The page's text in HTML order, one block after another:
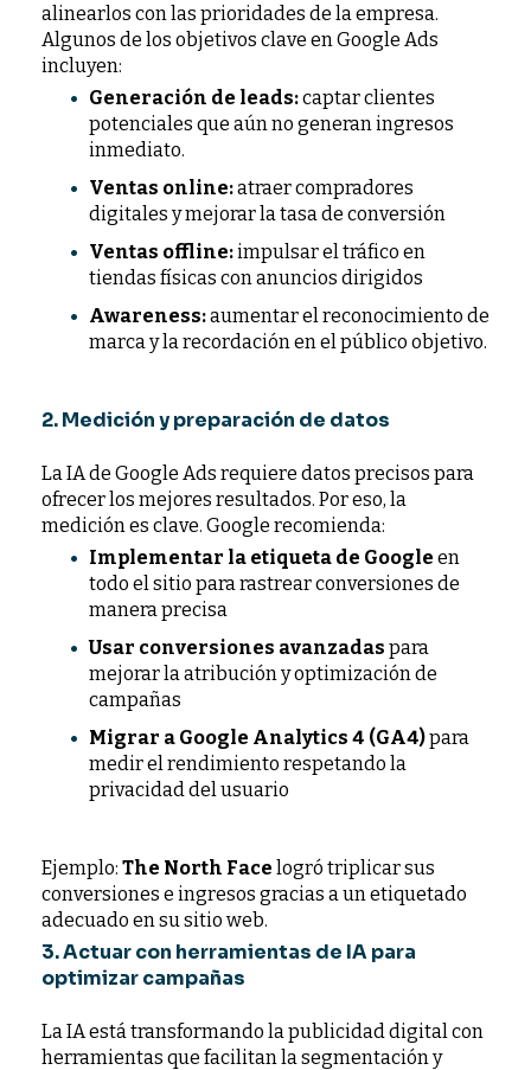
alinearlos con las prioridades de la empresa.
Algunos de los objetivos clave en Google Ads
incluyen:
Generación de leads:captar clientes
potenciales que aún no generan ingresos
inmediato.
Ventas online:atraer compradores
digitales y mejorar la tasa de conversión
Ventas offline:impulsar el tráfico en
tiendas físicas con anuncios dirigidos
Awareness:aumentar el reconocimiento de
marca y la recordación en el público objetivo.
2. Medición y preparación de datos
La IA de Google Ads requiere datos precisos para
ofrecer los mejores resultados. Por eso, la
medición es clave. Google recomienda:
Implementar la etiqueta de Google en
todo el sitio para rastrear conversiones de
manera precisa
Usar conversiones avanzadas para
mejorar la atribución y optimización de
campañas
Migrar a Google Analytics 4 (GA4)para
medir el rendimiento respetando la
privacidad del usuario
Ejemplo: The North Face logró triplicar sus
conversiones e ingresos gracias a un etiquetado
adecuado en su sitio web.
3. Actuar con herramientas de IA para
optimizar campañas
La IA está transformando la publicidad digital con
herramientas que facilitan la segmentación y